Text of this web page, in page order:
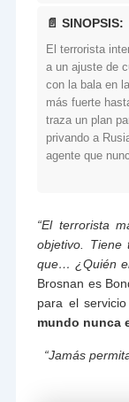
📄 SINOPSIS:
El terrorista
a un ajuste de
con la bala en
más fuerte
traza un plan
privando a
agente que
“El terrorista
objetivo.
que… ¿Quién
Brosnan es
para el
mundo nunca
“Jamás